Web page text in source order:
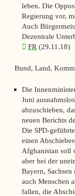
leben. Die
Regierung vor,
Auch
Dezentrale
FR (29.11.18)
Bund, Land,
Die
Juni
abzuschieben,
neuen Berichts
Die SPD-
einen
Afghanistan soll
aber bei der
Bayern,
auch Menschen
fallen, die